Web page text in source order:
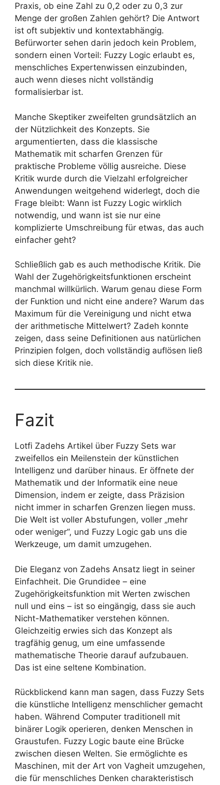
Praxis, ob eine Zahl zu 0,2 oder zu 0,3 zur
Menge der großen Zahlen gehört? Die Antwort
ist oft subjektiv und kontextabhängig.
Befürworter sehen darin jedoch kein Problem,
sondern einen Vorteil: Fuzzy Logic erlaubt es,
menschliches Expertenwissen einzubinden,
auch wenn dieses nicht vollständig
formalisierbar ist.
Manche Skeptiker zweifelten grundsätzlich an
der Nützlichkeit des Konzepts. Sie
argumentierten, dass die klassische
Mathematik mit scharfen Grenzen für
praktische Probleme völlig ausreiche. Diese
Kritik wurde durch die Vielzahl erfolgreicher
Anwendungen weitgehend widerlegt, doch die
Frage bleibt: Wann ist Fuzzy Logic wirklich
notwendig, und wann ist sie nur eine
komplizierte Umschreibung für etwas, das auch
einfacher geht?
Schließlich gab es auch methodische Kritik. Die
Wahl der Zugehörigkeitsfunktionen erscheint
manchmal willkürlich. Warum genau diese Form
der Funktion und nicht eine andere? Warum das
Maximum für die Vereinigung und nicht etwa
der arithmetische Mittelwert? Zadeh konnte
zeigen, dass seine Definitionen aus natürlichen
Prinzipien folgen, doch vollständig auflösen ließ
sich diese Kritik nie.
Fazit
Lotfi Zadehs Artikel über Fuzzy Sets war
zweifellos ein Meilenstein der künstlichen
Intelligenz und darüber hinaus. Er öffnete der
Mathematik und der Informatik eine neue
Dimension, indem er zeigte, dass Präzision
nicht immer in scharfen Grenzen liegen muss.
Die Welt ist voller Abstufungen, voller „mehr
oder weniger“, und Fuzzy Logic gab uns die
Werkzeuge, um damit umzugehen.
Die Eleganz von Zadehs Ansatz liegt in seiner
Einfachheit. Die Grundidee – eine
Zugehörigkeitsfunktion mit Werten zwischen
null und eins – ist so eingängig, dass sie auch
Nicht-Mathematiker verstehen können.
Gleichzeitig erwies sich das Konzept als
tragfähig genug, um eine umfassende
mathematische Theorie darauf aufzubauen.
Das ist eine seltene Kombination.
Rückblickend kann man sagen, dass Fuzzy Sets
die künstliche Intelligenz menschlicher gemacht
haben. Während Computer traditionell mit
binärer Logik operieren, denken Menschen in
Graustufen. Fuzzy Logic baute eine Brücke
zwischen diesen Welten. Sie ermöglichte es
Maschinen, mit der Art von Vagheit umzugehen,
die für menschliches Denken charakteristisch